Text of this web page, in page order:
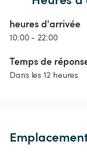
heures d'arrivée
10:00 - 22:00
Temps de
Dans les 12 heures